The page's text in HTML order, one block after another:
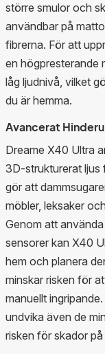
större smulor och
användbar på
fibrerna. För att
en högpresterande
låg ljudnivå, vilket
du är hemma.
Avancerat
Dreame X40 Ultra
3D-strukturerat ljus
gör att
möbler, leksaker
Genom att
sensorer kan X40
hem och planera
minskar risken för
manuellt
undvika även de
risken för skador